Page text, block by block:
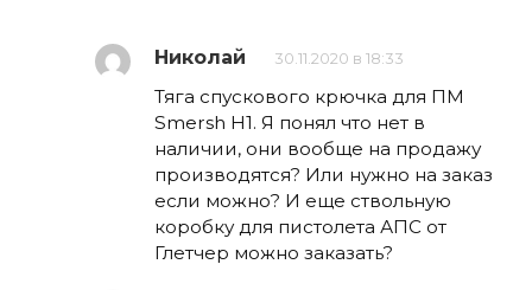
Николай 30.11.2020 в 18:33
Тяга спускового крючка для ПМ
Smersh H1. Я понял что нет в
наличии, они вообще на продажу
производятся? Или нужно на заказ
если можно? И еще ствольную
коробку для пистолета АПС от
Глетчер можно заказать?